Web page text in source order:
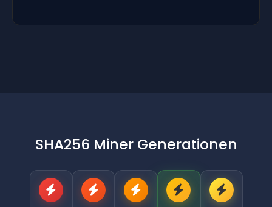
SHA256 Miner Generationen